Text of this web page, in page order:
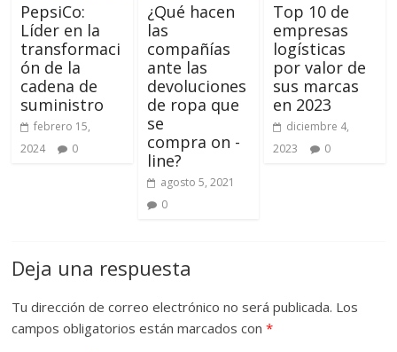
PepsiCo:
Líder en la
transformaci
ón de la
cadena de
suministro
febrero 15,
2024
0
¿Qué hacen
las
compañías
ante las
devoluciones
de ropa que
se
compra on -
line?
agosto 5, 2021
0
Top 10 de
empresas
logísticas
por valor de
sus marcas
en 2023
diciembre 4,
2023
0
Deja una respuesta
Tu dirección de correo electrónico no será publicada. Los
campos obligatorios están marcados con*